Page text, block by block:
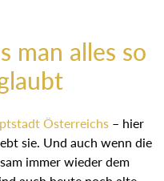
man alles so
Österreichs – hier
sie. Und auch wenn die
immer wieder dem